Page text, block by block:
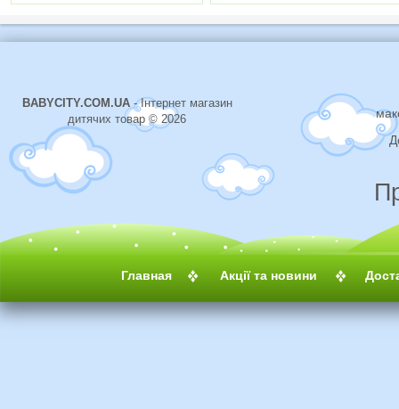
Главная Акції та новини
BABYCITY.COM.UA- Інтернет магазин
дитячих товар © 2026